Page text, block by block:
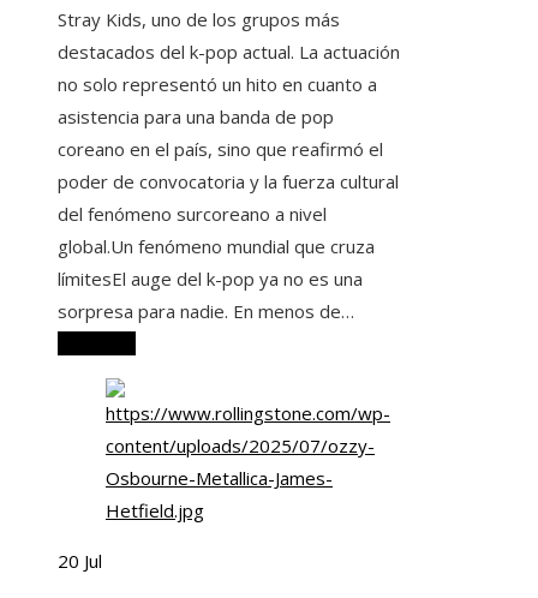
Stray Kids, uno de los grupos más
destacados del k-pop actual. La actuación
no solo representó un hito en cuanto a
asistencia para una banda de pop
coreano en el país, sino que reafirmó el
poder de convocatoria y la fuerza cultural
del fenómeno surcoreano a nivel
global.Un fenómeno mundial que cruza
límitesEl auge del k-pop ya no es una
sorpresa para nadie. En menos de…
20 Jul